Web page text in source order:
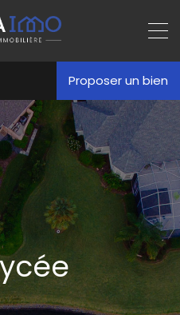
Proposer un bien